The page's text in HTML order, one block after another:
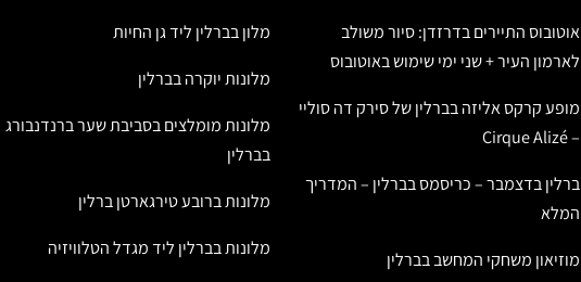
אוטובוס התיירים בדרזדן: סיור משולב
לארמון העיר + שני ימי שימוש באוטובוס
מופע קרקס אליזה בברלין של סירק דה סוליי
– Cirque Alizé
ברלין בדצמבר – כריסמס בברלין – המדריך
המלא
מוזיאון משחקי המחשב בברלין
מלון בברלין ליד גן החיות
מלונות יוקרה בברלין
מלונות מומלצים בסביבת שער ברנדנבורג
בברלין
מלונות ברובע טירגארטן ברלין
מלונות בברלין ליד מגדל הטלוויזיה